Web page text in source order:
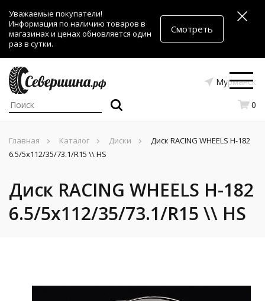
Уважаемые покупатели!
Информация по наличию товаров в
магазинах и ценах обновляется один
раз в сутки.
Смотреть
Мурманск
0
Главная Каталог Диски
Диск RACING WHEELS H-182
6.5/5x112/35/73.1/R15 \\ HS
Диск RACING WHEELS H-182
6.5/5x112/35/73.1/R15 \\ HS